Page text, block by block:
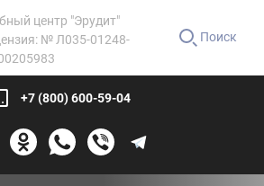
центр "Эрудит"
№ Л035-01248-
Поиск
+7 (800) 600-59-04